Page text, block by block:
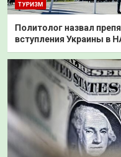
ТУРИЗМ
Политолог назвал
вступления Украины в